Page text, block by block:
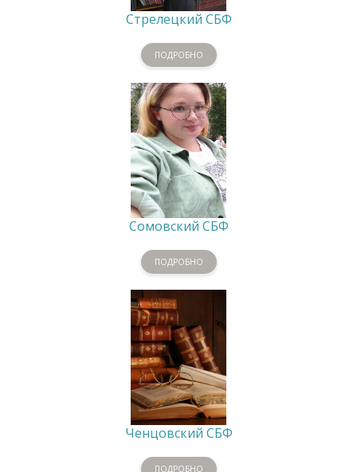
Стрелецкий СБФ
ПОДРОБНО
Сомовский СБФ
ПОДРОБНО
Ченцовский СБФ
ПОДРОБНО